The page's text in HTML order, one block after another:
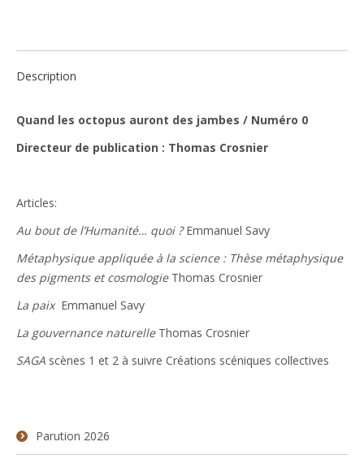
jambes
Numéro
Description
Quand les octopus auront des jambes / Numéro 0
Directeur de publication : Thomas Crosnier
Articles:
Au bout de l’Humanité… quoi ?Emmanuel Savy
Métaphysique appliquée à la science : Thèse métaphysique
des pigments et cosmologieThomas Crosnier
La paixEmmanuel Savy
La gouvernance naturelleThomas Crosnier
SAGA scènes 1 et 2 à suivre Créations scéniques collectives
Parution 2026